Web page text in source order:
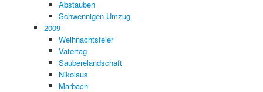
Abstauben
Schwennigen Umzug
2009
Weihnachtsfeier
Vatertag
Sauberelandschaft
Nikolaus
Marbach